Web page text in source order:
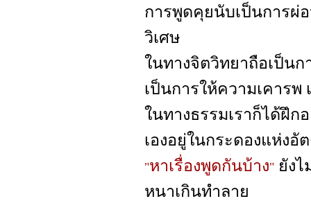
การพูดคุยนับเป็นการผ่
วิเศษ
ในทางจิตวิทยาถือเป็น
เป็นการให้ความเคารพ
ในทางธรรมเราก็ได้ฝึ
เองอยู่ในกระดองแห่งอั
"หาเรื่องพูดกันบ้าง" ยัง
หนาเกินทำลาย